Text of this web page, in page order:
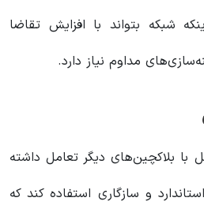
شبکه بتواند با افزایش تقاضا
مداوم نیاز دارد.
با بلاکچین‌های دیگر تعامل داشته
و سازگاری استفاده کند که